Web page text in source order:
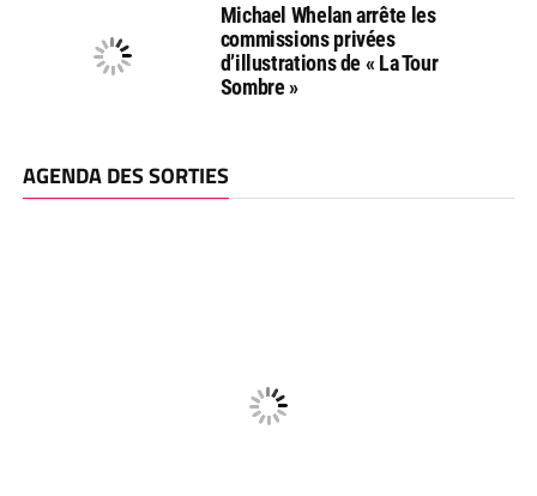
Michael Whelan arrête les
commissions privées
d’illustrations de « La Tour
Sombre »
AGENDA DES SORTIES